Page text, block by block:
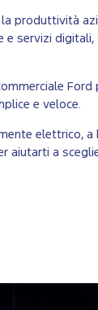
produttività
e servizi
e veloce.
elettrico, a
aiutarti a